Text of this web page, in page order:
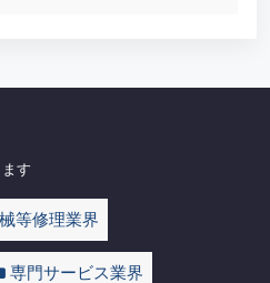
す
等修理業界
専門サービス業界